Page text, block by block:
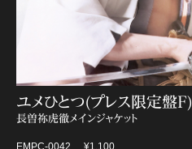
ユメひとつ(プレス限定盤F)
長曽祢虎徹メインジャケット
EMPC-0042 ¥1,100